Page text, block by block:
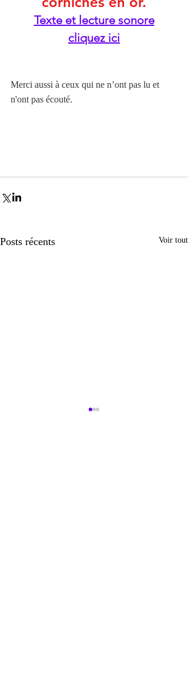
Texte et lecture sonore
cliquez ici
Merci aussi à ceux qui ne n’ont pas lu et
n'ont pas écouté.
Posts récents Voir tout